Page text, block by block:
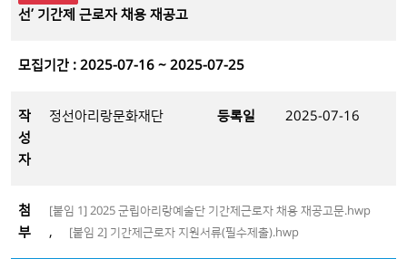
선’ 기간제 근로자 채용 재공고
모집기간 : 2025-07-16 ~ 2025-07-25
작
성
자
정선아리랑문화재단 등록일 2025-07-16
첨
부
[붙임 1] 2025 군립아리랑예술단 기간제근로자 채용 재공고문.hwp
, [붙임 2] 기간제근로자 지원서류(필수제출).hwp